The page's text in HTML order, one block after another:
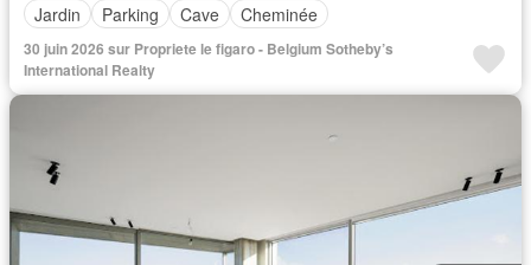
Jardin
Parking Cave Cheminée
30 juin 2026 sur Propriete le figaro - Belgium Sotheby’s
International Realty